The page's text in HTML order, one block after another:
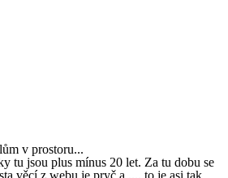
v prostoru...
tu jsou plus mínus 20 let. Za tu dobu se
věcí z webu je pryč a .... to je asi tak